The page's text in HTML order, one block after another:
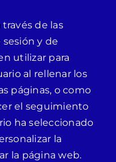
de las
y de
utilizar para
al rellenar los
páginas, o como
el seguimiento
ha seleccionado
la
la página web.